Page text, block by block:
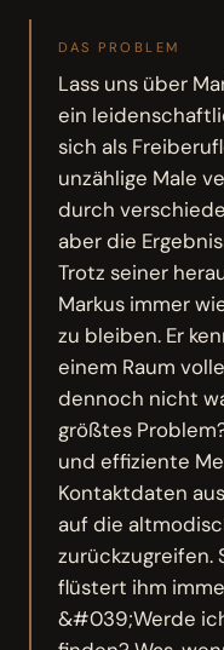
DAS PROBLEM
Lass uns über
ein
sich als
unzählige Male
durch
aber die
Trotz seiner
Markus immer
zu bleiben. Er
einem Raum
dennoch nicht
größtes
und effiziente
Kontaktdaten
auf die
zurückzugreifen.
flüstert ihm
&#039;Werde